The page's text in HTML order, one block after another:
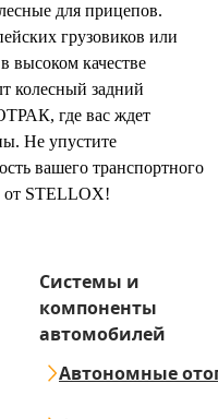
для прицепов.
грузовиков или
высоком качестве
колесный задний
где вас ждет
Не упустите
вашего транспортного
от STELLOX!
Системы и
компоненты
автомобилей
Автономные